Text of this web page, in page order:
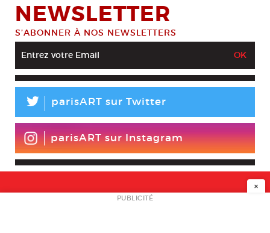
NEWSLETTER
S’ABONNER À NOS NEWSLETTERS
L parisART sur Twitter
parisART sur Instagram
NEWSLETTER
×
PUBLICITÉ